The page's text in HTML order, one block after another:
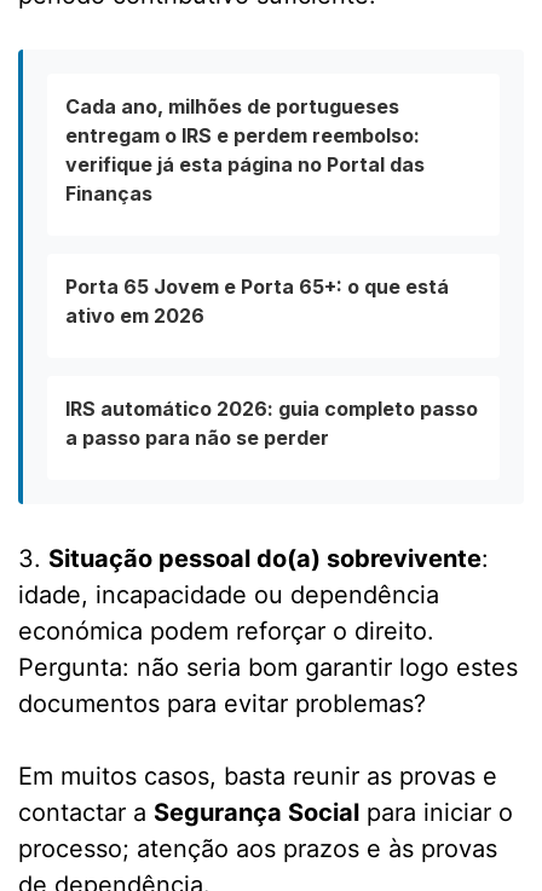
Cada ano, milhões de portugueses
entregam o IRS e perdem reembolso:
verifique já esta página no Portal das
Finanças
Porta 65 Jovem e Porta 65+: o que está
ativo em 2026
IRS automático 2026: guia completo passo
a passo para não se perder
3. Situação pessoal do(a) sobrevivente:
idade, incapacidade ou dependência
económica podem reforçar o direito.
Pergunta: não seria bom garantir logo estes
documentos para evitar problemas?
Em muitos casos, basta reunir as provas e
contactar a Segurança Social para iniciar o
processo; atenção aos prazos e às provas
de dependência.